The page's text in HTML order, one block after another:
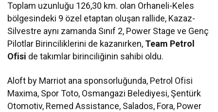
Toplam uzunluğu 126,30 km. olan Orhaneli-Keles
bölgesindeki 9 özel etaptan oluşan rallide, Kazaz-
Silvestre aynı zamanda Sınıf 2, Power Stage ve Genç
Pilotlar Birinciliklerini de kazanırken, Team Petrol
Ofisi de takımlar birinciliğinin sahibi oldu.
Aloft by Marriot ana sponsorluğunda, Petrol Ofisi
Maxima, Spor Toto, Osmangazi Belediyesi, Şentürk
Otomotiv, Remed Assistance, Salados, Fora, Power